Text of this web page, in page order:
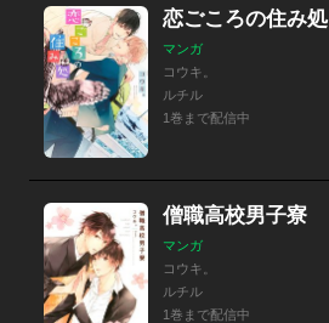
恋ごころの住み処
マンガ
コウキ。
ルチル
1巻まで配信中
僧職高校男子寮
マンガ
コウキ。
ルチル
1巻まで配信中